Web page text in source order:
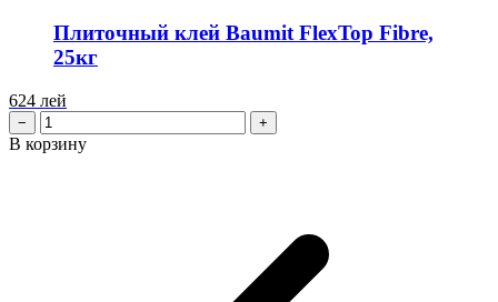
Плиточный клей Baumit FlexTop Fibre,
25кг
624 лей
− +
В корзину